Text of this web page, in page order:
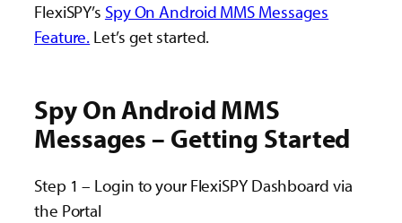
FlexiSPY’s Spy On Android MMS Messages
Feature. Let’s get started.
Spy On Android MMS
Messages – Getting Started
Step 1 – Login to your FlexiSPY Dashboard via
the Portal